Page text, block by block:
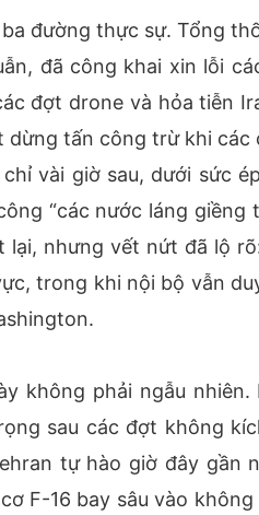
đường thực sự. Tổng
đã công khai xin lỗi
đợt drone và hỏa tiễn
dừng tấn công trừ khi
vài giờ sau, dưới sức
“các nước láng giềng
lại, nhưng vết nứt đã lộ
trong khi nội bộ vẫn
không phải ngẫu
sau các đợt không
tự hào giờ đây gần
F-16 bay sâu vào